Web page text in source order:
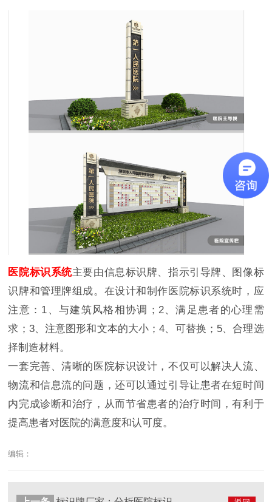
医院标识系统主要由信息标识牌、指示引导牌、图像标
识牌和管理牌组成。在设计和制作医院标识系统时，应
注意：1、与建筑风格相协调；2、满足患者的心理需
求；3、注意图形和文本的大小；4、可替换；5、合理选
择制造材料。
一套完善、清晰的医院标识设计，不仅可以解决人流、
物流和信息流的问题，还可以通过引导让患者在短时间
内完成诊断和治疗，从而节省患者的治疗时间，有利于
提高患者对医院的满意度和认可度。
编辑：